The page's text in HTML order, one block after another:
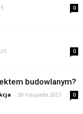
0
0
budowlanym?
- 28 listopada 2025 0